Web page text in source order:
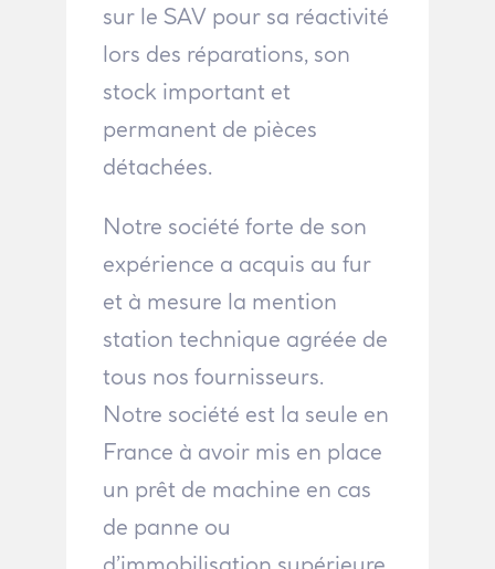
sur le SAV pour sa réactivité
lors des réparations, son
stock important et
permanent de pièces
détachées.
Notre société forte de son
expérience a acquis au fur
et à mesure la mention
station technique agréée de
tous nos fournisseurs.
Notre société est la seule en
France à avoir mis en place
un prêt de machine en cas
de panne ou